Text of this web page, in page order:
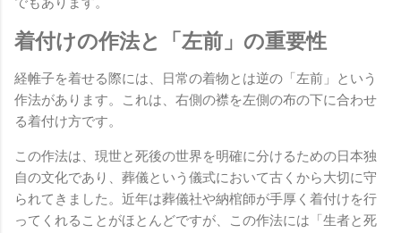
着付けの作法と「左前」の重要性
経帷子を着せる際には、日常の着物とは逆の「左前」という
作法があります。これは、右側の襟を左側の布の下に合わせ
る着付け方です。
この作法は、現世と死後の世界を明確に分けるための日本独
自の文化であり、葬儀という儀式において古くから大切に守
られてきました。近年は葬儀社や納棺師が手厚く着付けを行
ってくれることがほとんどですが、この作法には「生者と死